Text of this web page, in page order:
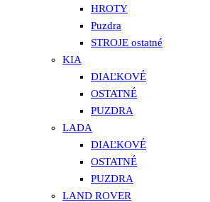
HROTY
Puzdra
STROJE ostatné
KIA
DIAĽKOVÉ
OSTATNÉ
PUZDRA
LADA
DIAĽKOVÉ
OSTATNÉ
PUZDRA
LAND ROVER